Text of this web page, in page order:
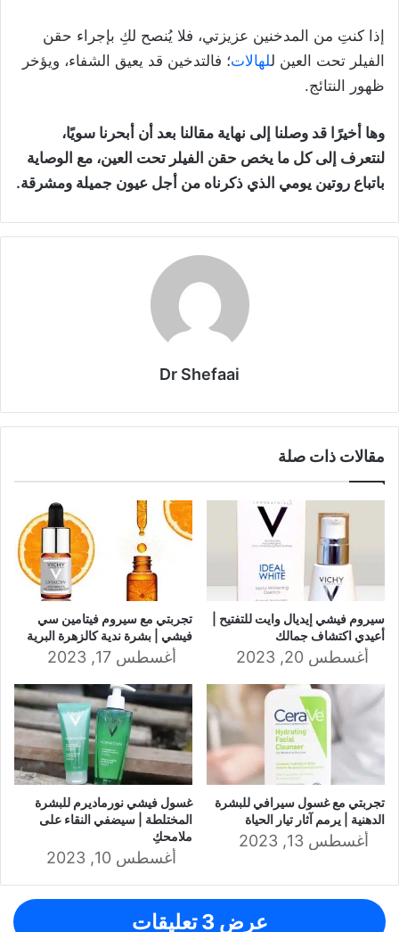
إذا كنتِ من المدخنين عزيزتي، فلا يُنصح لكِ بإجراء حقن
الفيلر تحت العين للهالات؛ فالتدخين قد يعيق الشفاء، ويؤخر
ظهور النتائج.
وها أخيرًا قد وصلنا إلى نهاية مقالنا بعد أن أبحرنا سويًا،
لنتعرف إلى كل ما يخص حقن الفيلر تحت العين، مع الوصاية
باتباع روتين يومي الذي ذكرناه من أجل عيون جميلة ومشرقة.
Dr Shefaai
مقالات ذات صلة
سيروم فيشي إيديال وايت للتفتيح |
أعيدي اكتشاف جمالك
أغسطس 20, 2023
تجربتي مع سيروم فيتامين سي
فيشي | بشرة ندية كالزهرة البرية
أغسطس 17, 2023
تجربتي مع غسول سيرافي للبشرة
الدهنية | يرمم آثار تيار الحياة
أغسطس 13, 2023
غسول فيشي نورماديرم للبشرة
المختلطة | سيضفي النقاء على
ملامحكِ
أغسطس 10, 2023
عرض 3 تعليقات